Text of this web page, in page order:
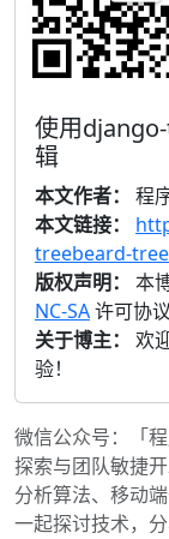
使用
辑
本文作者：
程
本文链接：
treebeard-
版权声明：
本
NC-SA许可协
关于博主：
欢
验！
微信公众号：「
探索与团队敏捷
分析算法、移动
一起探讨技术，